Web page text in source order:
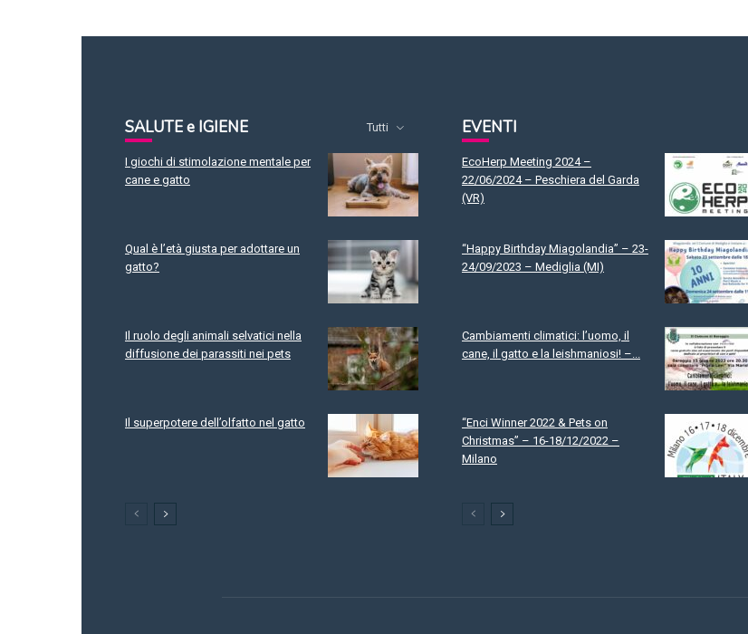
SALUTE e IGIENE Tutti
I giochi di stimolazione mentale per
cane e gatto
Qual è l’età giusta per adottare un
gatto?
Il ruolo degli animali selvatici nella
diffusione dei parassiti nei pets
Il superpotere dell’olfatto nel gatto
EVENTI
EcoHerp Meeting 2024 –
22/06/2024 – Peschiera del Garda
(VR)
“Happy Birthday Miagolandia” – 23-
24/09/2023 – Mediglia (MI)
Cambiamenti climatici: l’uomo, il
cane, il gatto e la leishmaniosi! –...
“Enci Winner 2022 & Pets on
Christmas” – 16-18/12/2022 –
Milano